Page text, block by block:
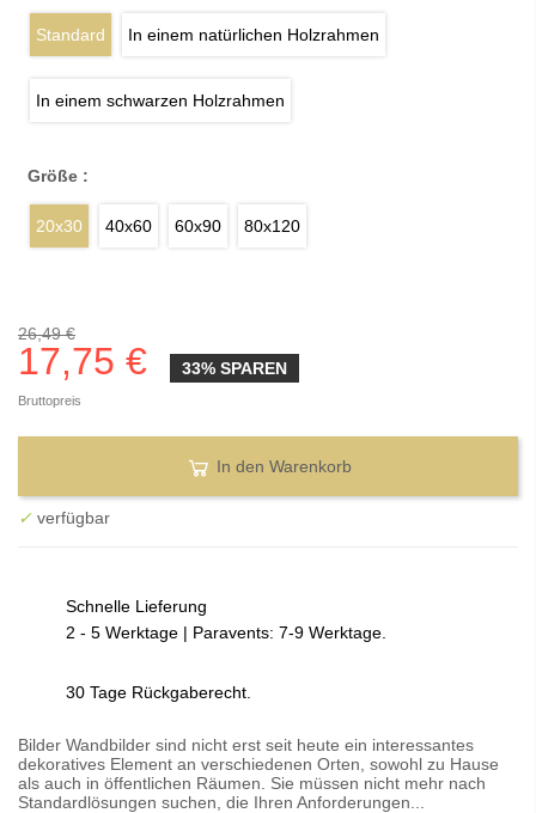
Standard In einem natürlichen Holzrahmen
In einem schwarzen Holzrahmen
Größe :
20x30 40x60 60x90 80x120
26,49 €
17,75 € 33% SPAREN
Bruttopreis
In den Warenkorb
✓ verfügbar
Schnelle Lieferung
2 - 5 Werktage | Paravents: 7-9 Werktage.
30 Tage Rückgaberecht.
Bilder Wandbilder sind nicht erst seit heute ein interessantes
dekoratives Element an verschiedenen Orten, sowohl zu Hause
als auch in öffentlichen Räumen. Sie müssen nicht mehr nach
Standardlösungen suchen, die Ihren Anforderungen...